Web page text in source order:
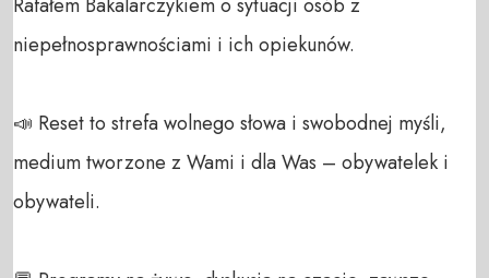
niepełnosprawnościami i ich opiekunów.
📣 Reset to strefa wolnego słowa i swobodnej myśli,
medium tworzone z Wami i dla Was – obywatelek i
obywateli.